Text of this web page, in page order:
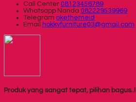
Call Center 08123456789
Whatsapp Nanda 082229539969
Telegram okethemeid
Email
hokkyfurniture03@gmail.com
Produk yang sangat tepat, pilihan bagus..!